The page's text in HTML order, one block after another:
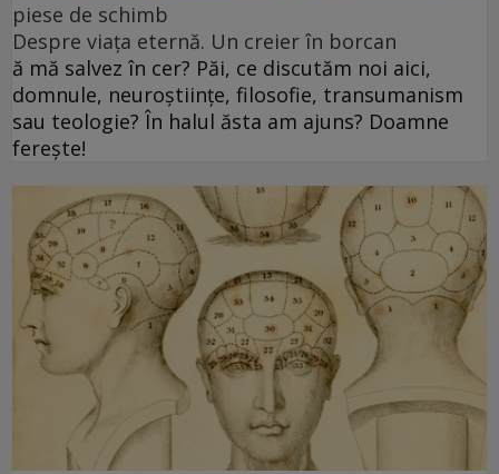
piese de schimb
Despre viața eternă. Un creier în borcan
ă mă salvez în cer? Păi, ce discutăm noi aici,
domnule, neuroștiințe, filosofie, transumanism
sau teologie? În halul ăsta am ajuns? Doamne
ferește!